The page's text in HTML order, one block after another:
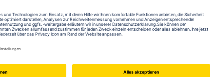
als Volontär auf Sansibar
7.30 Uhr - Start in den Tag